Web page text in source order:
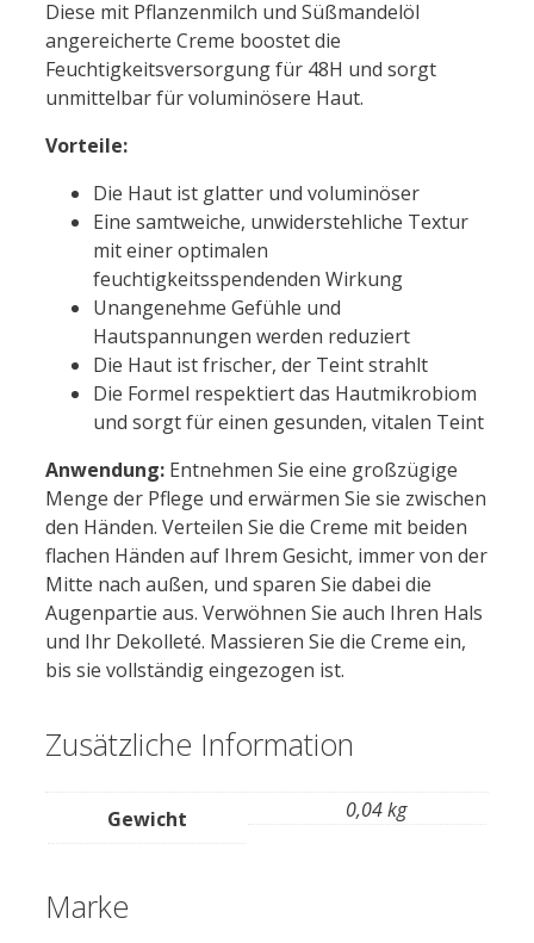
Diese mit Pflanzenmilch und Süßmandelöl
angereicherte Creme boostet die
Feuchtigkeitsversorgung für 48H und sorgt
unmittelbar für voluminösere Haut.
Vorteile:
Die Haut ist glatter und voluminöser
Eine samtweiche, unwiderstehliche Textur
mit einer optimalen
feuchtigkeitsspendenden Wirkung
Unangenehme Gefühle und
Hautspannungen werden reduziert
Die Haut ist frischer, der Teint strahlt
Die Formel respektiert das Hautmikrobiom
und sorgt für einen gesunden, vitalen Teint
Anwendung: Entnehmen Sie eine großzügige
Menge der Pflege und erwärmen Sie sie zwischen
den Händen. Verteilen Sie die Creme mit beiden
flachen Händen auf Ihrem Gesicht, immer von der
Mitte nach außen, und sparen Sie dabei die
Augenpartie aus. Verwöhnen Sie auch Ihren Hals
und Ihr Dekolleté. Massieren Sie die Creme ein,
bis sie vollständig eingezogen ist.
Zusätzliche Information
Gewicht 0,04 kg
Marke